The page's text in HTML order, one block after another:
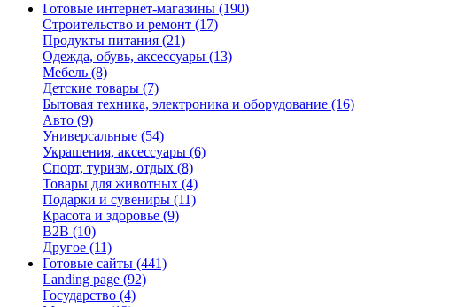
Готовые интернет-магазины (190)
Строительство и ремонт (17)
Продукты питания (21)
Одежда, обувь, аксессуары (13)
Мебель (8)
Детские товары (7)
Бытовая техника, электроника и оборудование (16)
Авто (9)
Универсальные (54)
Украшения, аксессуары (6)
Спорт, туризм, отдых (8)
Товары для животных (4)
Подарки и сувениры (11)
Красота и здоровье (9)
B2B (10)
Другое (11)
Готовые сайты (441)
Landing page (92)
Государство (4)